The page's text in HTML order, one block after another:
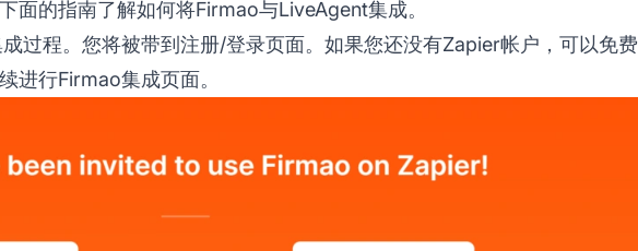
面的指南了解如何将Firmao与LiveAgent集成。
过程。您将被带到注册/登录页面。如果您还没有Zapier帐户，可以免费
进行Firmao集成页面。